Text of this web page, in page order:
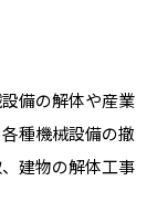
備の解体や産業
種機械設備の撤
建物の解体工事